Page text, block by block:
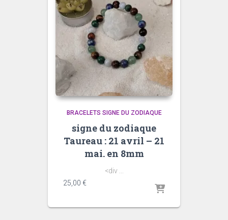
BRACELETS SIGNE DU ZODIAQUE
signe du zodiaque
Taureau : 21 avril – 21
mai. en 8mm
<div ...
25,00 €